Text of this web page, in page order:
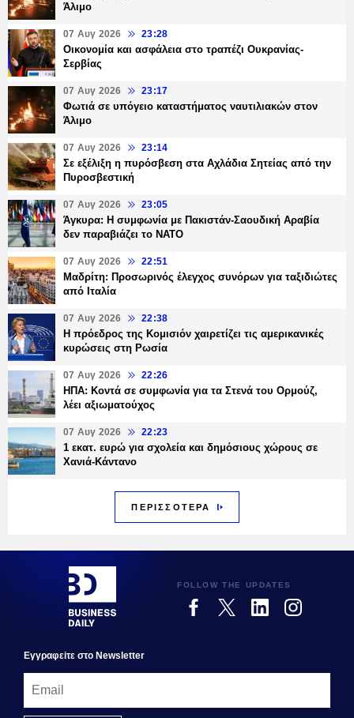
Άλιμο
07 Αυγ 2026 23:28
Οικονομία και ασφάλεια στο τραπέζι Ουκρανίας-
Σερβίας
07 Αυγ 2026 23:17
Φωτιά σε υπόγειο καταστήματος ναυτιλιακών στον
Άλιμο
07 Αυγ 2026 23:14
Σε εξέλιξη η πυρόσβεση στα Αχλάδια Σητείας από την
Πυροσβεστική
07 Αυγ 2026 23:05
Άγκυρα: Η συμφωνία με Πακιστάν-Σαουδική Αραβία
δεν παραβιάζει το ΝΑΤΟ
07 Αυγ 2026 22:51
Μαδρίτη: Προσωρινός έλεγχος συνόρων για ταξιδιώτες
από Ιταλία
07 Αυγ 2026 22:38
Η πρόεδρος της Κομισιόν χαιρετίζει τις αμερικανικές
κυρώσεις στη Ρωσία
07 Αυγ 2026 22:26
ΗΠΑ: Κοντά σε συμφωνία για τα Στενά του Ορμούζ,
λέει αξιωματούχος
07 Αυγ 2026 22:23
1 εκατ. ευρώ για σχολεία και δημόσιους χώρους σε
Χανιά-Κάντανο
ΠΕΡΙΣΣΟΤΕΡΑ
FOLLOW THE UPDATES
Εγγραφεiτε στο Newsletter